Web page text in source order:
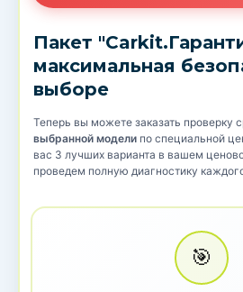
Пакет
максимальная
выборе
Теперь вы можете заказать проверку
выбранной модели по специальной
вас 3 лучших варианта в вашем
проведем полную диагностику
🎯